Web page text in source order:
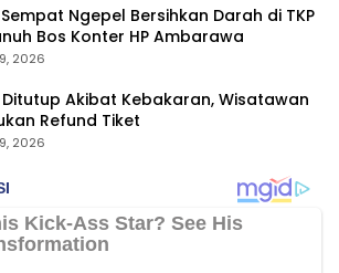
Ngepel Bersihkan Darah di TKP
Bos Konter HP Ambarawa
2026
Akibat Kebakaran, Wisatawan
Refund Tiket
2026